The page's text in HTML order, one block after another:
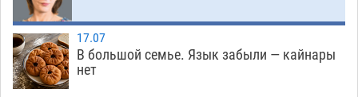
09:25
Все пострадавшие при пожаре на
Краснодарской в Астрахани скончались
07.08 1121
08:47
Астраханский суд оценил четыре удара по
17.07
В большой семье. Язык забыли — кайнары
нет